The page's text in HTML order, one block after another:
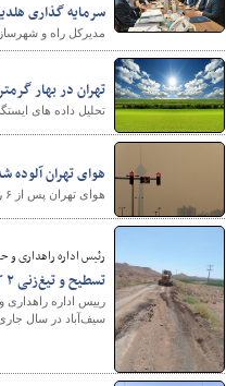
سرمایه گذاری
مدیرکل راه و
تهران در بهار
تحلیل داده های
هوای تهران آلوده
هوای تهران پس از ۶ روز، مجددا آلوده شد.
رئیس اداره راهداری و
تسطیح و تیغ‌زنی ۲ کیلومتر از محور روستائی سیف‌آباد در بخش زنجانرود انجام شد
سیف‌آباد در سال جاری